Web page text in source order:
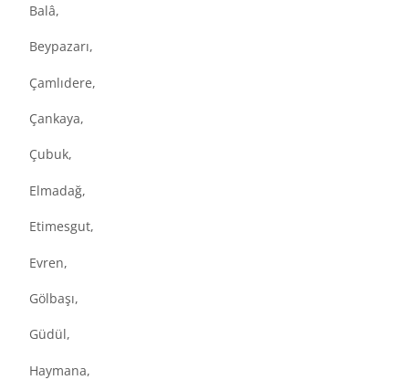
Balâ,
Beypazarı,
Çamlıdere,
Çankaya,
Çubuk,
Elmadağ,
Etimesgut,
Evren,
Gölbaşı,
Güdül,
Haymana,